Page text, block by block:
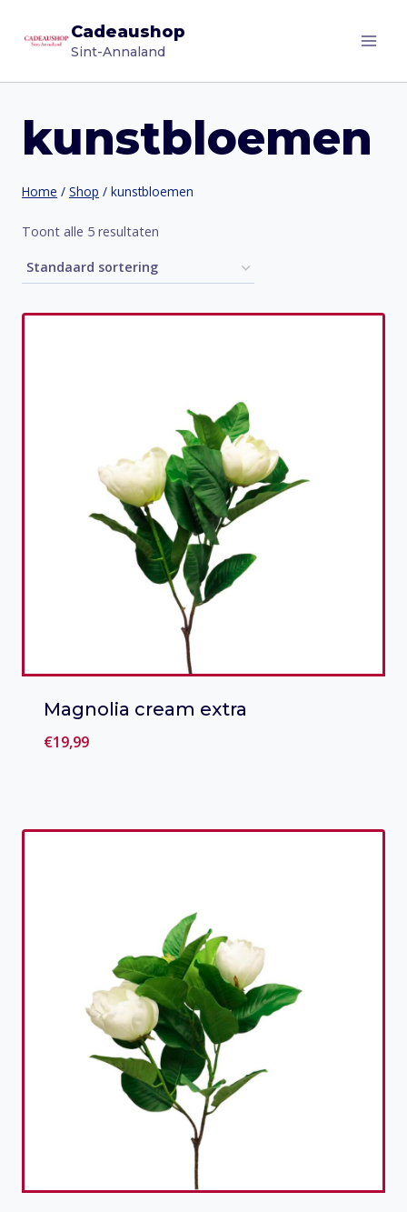
naar
Cadeaushop
Sint-Annaland
kunstbloemen
Home / Shop / kunstbloemen
Toont alle 5 resultaten
Magnolia cream extra
€19,99